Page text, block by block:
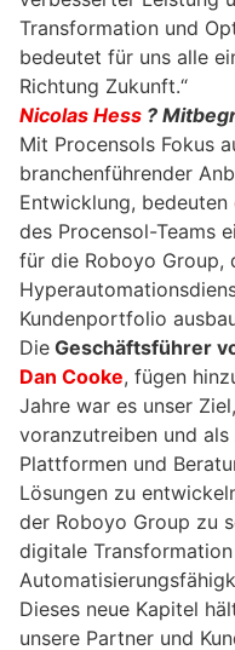
Transformation und
bedeutet für uns alle
Richtung Zukunft.“
Nicolas Hess ?
Mit Procensols Fokus
branchenführender
Entwicklung,
des Procensol-Teams
für die Roboyo Group,
Kundenportfolio
Die Geschäftsführer
Dan Cooke, fügen
Jahre war es unser
voranzutreiben und
Plattformen und
Lösungen zu
der Roboyo Group zu
digitale
Dieses neue Kapitel
unsere Partner und